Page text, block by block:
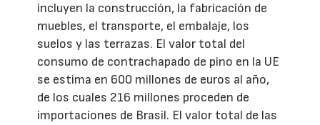
incluyen la construcción, la fabricación de
muebles, el transporte, el embalaje, los
suelos y las terrazas. El valor total del
consumo de contrachapado de pino en la UE
se estima en 600 millones de euros al año,
de los cuales 216 millones proceden de
importaciones de Brasil. El valor total de las